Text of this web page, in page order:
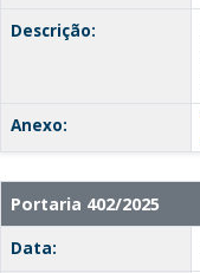
Descrição:
Anexo:
Portaria 402/2025
Data: